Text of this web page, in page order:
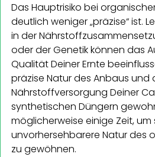
Das Hauptrisiko bei
deutlich weniger „präzise“ ist.
in der
oder der Genetik können das
Qualität Deiner Ernte
präzise Natur des Anbaus und
Nährstoffversorgung Deiner
synthetischen Düngern
möglicherweise einige Zeit, um
unvorhersehbarere Natur des
zu gewöhnen.